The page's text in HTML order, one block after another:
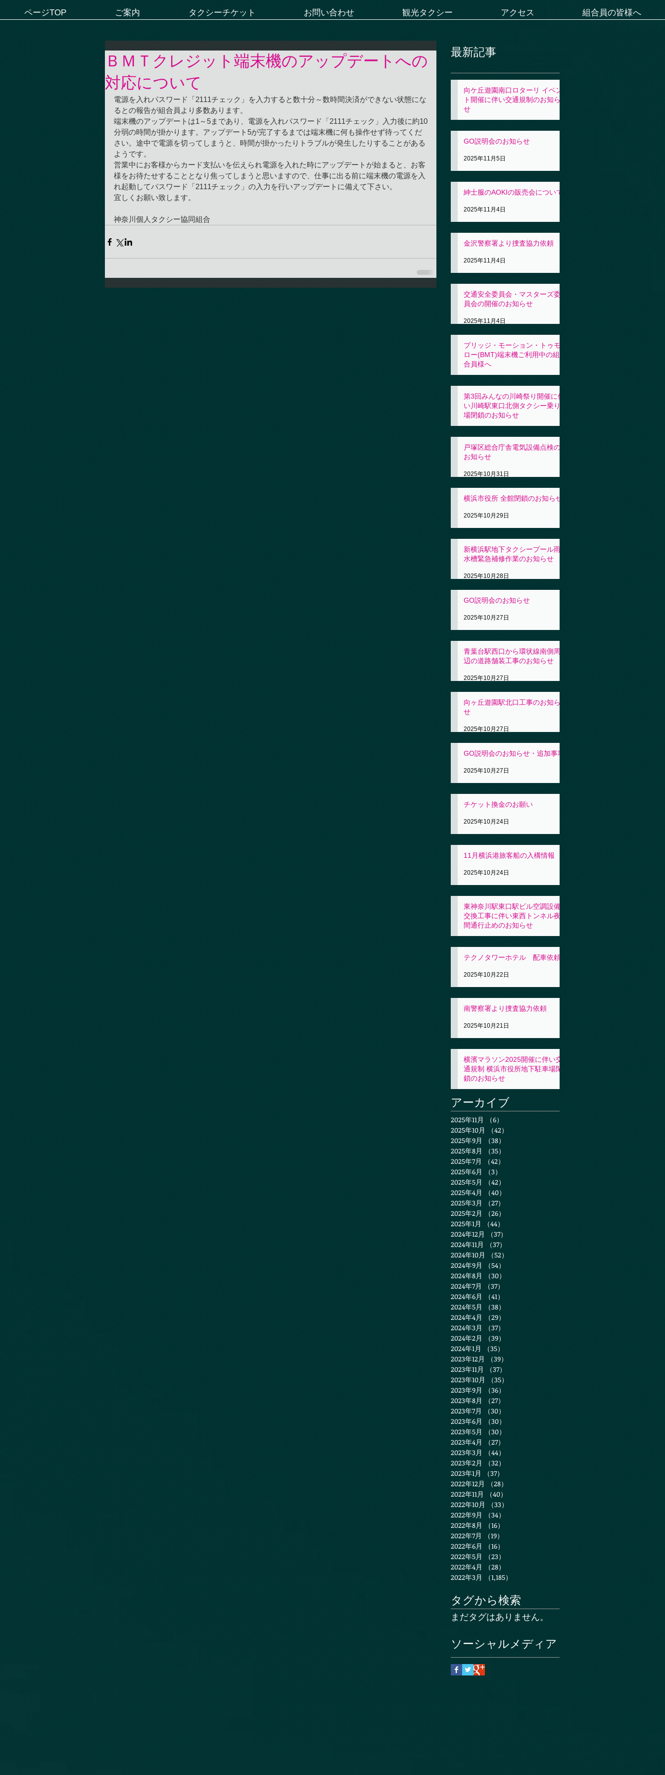
ページTOP ご案内 タクシーチケット お問い合わせ 観光タクシー アクセス 組合員の皆様へ
ＢＭＴクレジット端末機のアップデートへの
対応について
電源を入れパスワード「2111チェック」を入力すると数十分～数時間決済ができない状態にな
るとの報告が組合員より多数あります。
端末機のアップデートは1～5まであり、電源を入れパスワード「2111チェック」入力後に約10
分弱の時間が掛かります。アップデート5が完了するまでは端末機に何も操作せず待ってくだ
さい。途中で電源を切ってしまうと、時間が掛かったりトラブルが発生したりすることがある
ようです。
営業中にお客様からカード支払いを伝えられ電源を入れた時にアップデートが始まると、お客
様をお待たせすることとなり焦ってしまうと思いますので、仕事に出る前に端末機の電源を入
れ起動してパスワード「2111チェック」の入力を行いアップデートに備えて下さい。
宜しくお願い致します。
神奈川個人タクシー協同組合
最新記事
向ケ丘遊園南口ロターリ イベン
ト開催に伴い交通規制のお知ら
せ
GO説明会のお知らせ
2025年11月5日
紳士服のAOKIの販売会について
2025年11月4日
金沢警察署より捜査協力依頼
2025年11月4日
交通安全委員会・マスターズ委
員会の開催のお知らせ
2025年11月4日
ブリッジ・モーション・トゥモ
ロー(BMT)端末機ご利用中の組
合員様へ
第3回みんなの川崎祭り開催に伴
い川崎駅東口北側タクシー乗り
場閉鎖のお知らせ
戸塚区総合庁舎電気設備点検の
お知らせ
2025年10月31日
横浜市役所 全館閉鎖のお知らせ
2025年10月29日
新横浜駅地下タクシープール雨
水槽緊急補修作業のお知らせ
2025年10月28日
GO説明会のお知らせ
2025年10月27日
青葉台駅西口から環状線南側周
辺の道路舗装工事のお知らせ
2025年10月27日
向ヶ丘遊園駅北口工事のお知ら
せ
2025年10月27日
GO説明会のお知らせ・追加事項
2025年10月27日
チケット換金のお願い
2025年10月24日
11月横浜港旅客船の入構情報
2025年10月24日
東神奈川駅東口駅ビル空調設備
交換工事に伴い東西トンネル夜
間通行止めのお知らせ
テクノタワーホテル 配車依頼
2025年10月22日
南警察署より捜査協力依頼
2025年10月21日
横濱マラソン2025開催に伴い交
通規制 横浜市役所地下駐車場閉
鎖のお知らせ
アーカイブ
2025年11月 （6）
2025年10月
（42）
2025年9月
（38）
2025年8月
（35）
2025年7月
（42）
2025年6月
（3）
2025年5月
（42）
2025年4月
（40）
2025年3月
（27）
2025年2月
（26）
2025年1月
（44）
2024年12月
（37）
2024年11月
（37）
2024年10月
（52）
2024年9月
（54）
2024年8月
（30）
2024年7月
（37）
2024年6月
（41）
2024年5月
（38）
2024年4月
（29）
2024年3月
（37）
2024年2月
（39）
2024年1月
（35）
2023年12月
（39）
2023年11月
（37）
2023年10月
（35）
2023年9月
（36）
2023年8月
（27）
2023年7月
（30）
2023年6月
（30）
2023年5月
（30）
2023年4月
（27）
2023年3月
（44）
2023年2月
（32）
2023年1月
（37）
2022年12月
（28）
2022年11月
（40）
2022年10月
（33）
2022年9月
（34）
2022年8月
（16）
2022年7月
（19）
2022年6月
（16）
2022年5月
（23）
2022年4月
（28）
2022年3月
（1,185）
タグから検索
まだタグはありません。
ソーシャルメディア